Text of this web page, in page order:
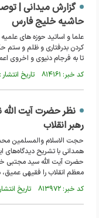
گزارش میدانی |
حاشیه خلیج فارس
علما و اساتید حوزه های
کردن بدرفتاری و ظلم و ستم
تا به فرجام دنیوی و اخروی
کد خبر: ۸۱۴۱۶۱ تاریخ انتشار : ۱۴۰۵/۰۲/۱۹
نظر حضرت آیت الله
رهبر انقلاب
حجت الاسلام والمسلمین
همدانی با تشریح دیدگاه‌های
حضرت آیت الله سید مجتبی
معظم انقلاب را فقیهی
کد خبر: ۸۱۳۹۷۲ تاریخ انتشار : ۱۴۰۵/۰۲/۲۲